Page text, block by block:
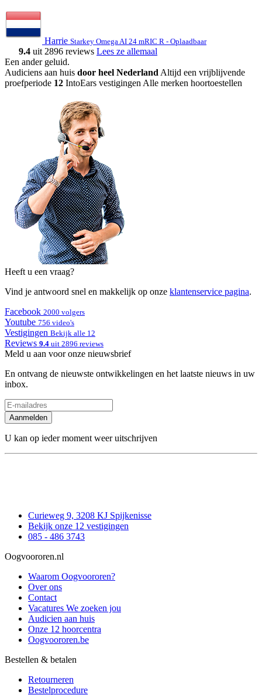
Harrie Starkey Omega AI 24 mRIC R - Oplaadbaar
9.4 uit 2896 reviews Lees ze allemaal
Een ander geluid.
Audiciens aan huis door heel Nederland Altijd een vrijblijvende
proefperiode 12 IntoEars vestigingen Alle merken hoortoestellen
Heeft u een vraag?
Vind je antwoord snel en makkelijk op onze klantenservice pagina.
Facebook 2000 volgers
Youtube 756 video's
Vestigingen Bekijk alle 12
Reviews 9.4 uit 2896 reviews
Meld u aan voor onze nieuwsbrief
En ontvang de nieuwste ontwikkelingen en het laatste nieuws in uw
inbox.
Aanmelden
U kan op ieder moment weer uitschrijven
Curieweg 9, 3208 KJ Spijkenisse
Bekijk onze 12 vestigingen
085 - 486 3743
Oogvoororen.nl
Waarom Oogvoororen?
Over ons
Contact
Vacatures We zoeken jou
Audicien aan huis
Onze 12 hoorcentra
Oogvoororen.be
Bestellen & betalen
Retourneren
Bestelprocedure